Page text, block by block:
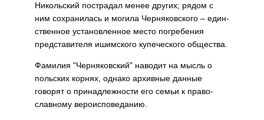
Никольский пострадал менее других; рядом с
ним сохранилась и могила Черняковского – един­
ственное установленное место по­гребения
представителя ишимского купеческого общества.
Фамилия "Черняковский" наво­дит на мысль о
польских корнях, однако архивные данные
говорят о принадлежности его семьи к право­
славному вероисповеданию.